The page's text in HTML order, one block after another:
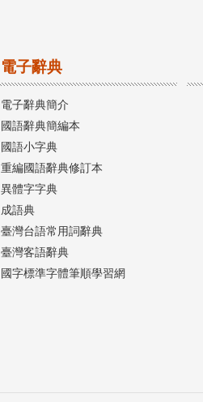
電子辭典
電子辭典簡介
國語辭典簡編本
國語小字典
重編國語辭典修訂本
異體字字典
成語典
臺灣台語常用詞辭典
臺灣客語辭典
國字標準字體筆順學習網